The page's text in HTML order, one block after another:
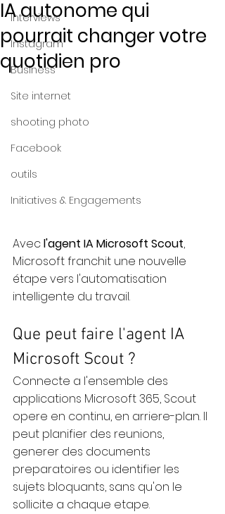
Interviews
Instagram
Business
Site internet
shooting photo
Facebook
outils
Initiatives & Engagements
IA autonome qui
pourrait changer votre
quotidien pro
Avec l'agent IA Microsoft Scout,
Microsoft franchit une nouvelle
étape vers l'automatisation
intelligente du travail.
Que peut faire l'agent IA
Microsoft Scout ?
Connecte a l'ensemble des
applications Microsoft 365, Scout
opere en continu, en arriere-plan. Il
peut planifier des reunions,
generer des documents
preparatoires ou identifier les
sujets bloquants, sans qu'on le
sollicite a chaque etape.